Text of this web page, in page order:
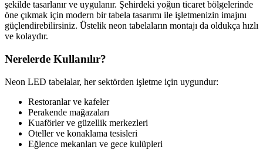
şekilde tasarlanır ve uygulanır. Şehirdeki yoğun ticaret bölgelerinde
öne çıkmak için modern bir tabela tasarımı ile işletmenizin imajını
güçlendirebilirsiniz. Üstelik neon tabelaların montajı da oldukça hızlı
ve kolaydır.
Nerelerde Kullanılır?
Neon LED tabelalar, her sektörden işletme için uygundur:
Restoranlar ve kafeler
Perakende mağazaları
Kuaförler ve güzellik merkezleri
Oteller ve konaklama tesisleri
Eğlence mekanları ve gece kulüpleri